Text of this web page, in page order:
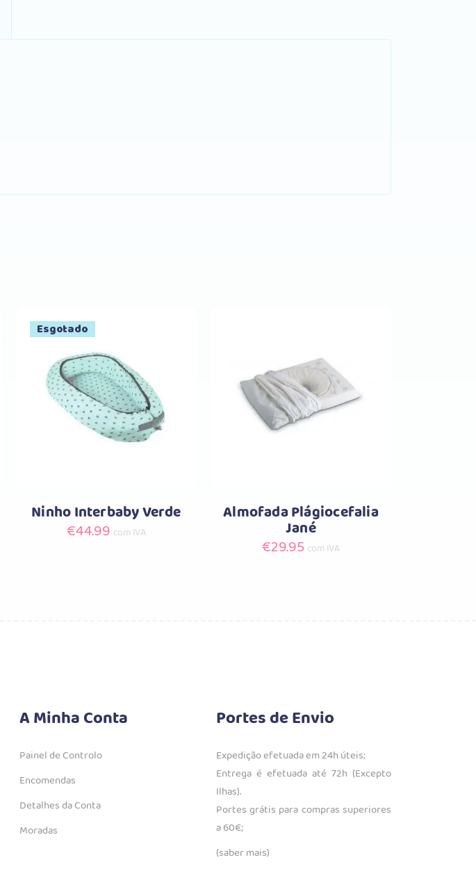
Esgotado
Comprar
Ninho Interbaby Verde
€44.99 com IVA
Comprar
Almofada Plágiocefalia
Jané
€29.95 com IVA
A Minha Conta
Painel de Controlo
Encomendas
Detalhes da Conta
Moradas
Portes de Envio
Expedição efetuada em 24h úteis;
Entrega é efetuada até 72h (Excepto
Ilhas).
Portes grátis para compras superiores
a 60€;
(saber mais)